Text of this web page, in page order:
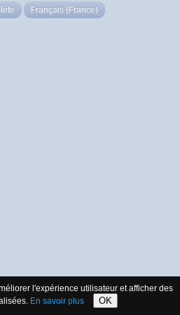
Français (France)
l'expérience utilisateur et afficher des
En savoir plus OK